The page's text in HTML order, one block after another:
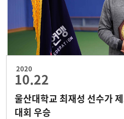
2020
10.22
울산대학교 최재성 선수가
대회 우승